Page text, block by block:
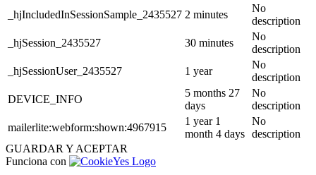
_hjIncludedInSessionSample_2435527 2 minutes
No
description
_hjSession_2435527
30 minutes
No
description
_hjSessionUser_2435527
1 year
No
description
DEVICE_INFO
5 months 27
days
No
description
mailerlite:webform:shown:4967915
1 year 1
month 4 days
No
description
GUARDAR Y ACEPTAR
Funciona con